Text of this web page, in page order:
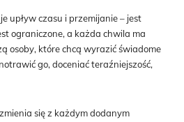
upływ czasu i przemijanie – jest
ograniczone, a każda chwila ma
osoby, które chcą wyrazić świadome
go, doceniać teraźniejszość,
się z każdym dodanym